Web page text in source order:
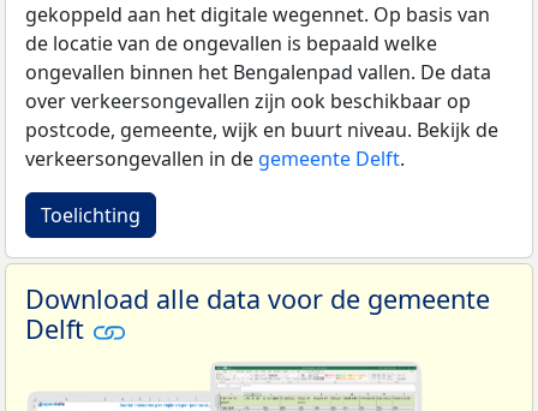
gekoppeld aan het digitale wegennet. Op basis van
de locatie van de ongevallen is bepaald welke
ongevallen binnen het Bengalenpad vallen. De data
over verkeersongevallen zijn ook beschikbaar op
postcode, gemeente, wijk en buurt niveau. Bekijk de
verkeersongevallen in de gemeente Delft.
Toelichting
Download alle data voor de gemeente
Delft